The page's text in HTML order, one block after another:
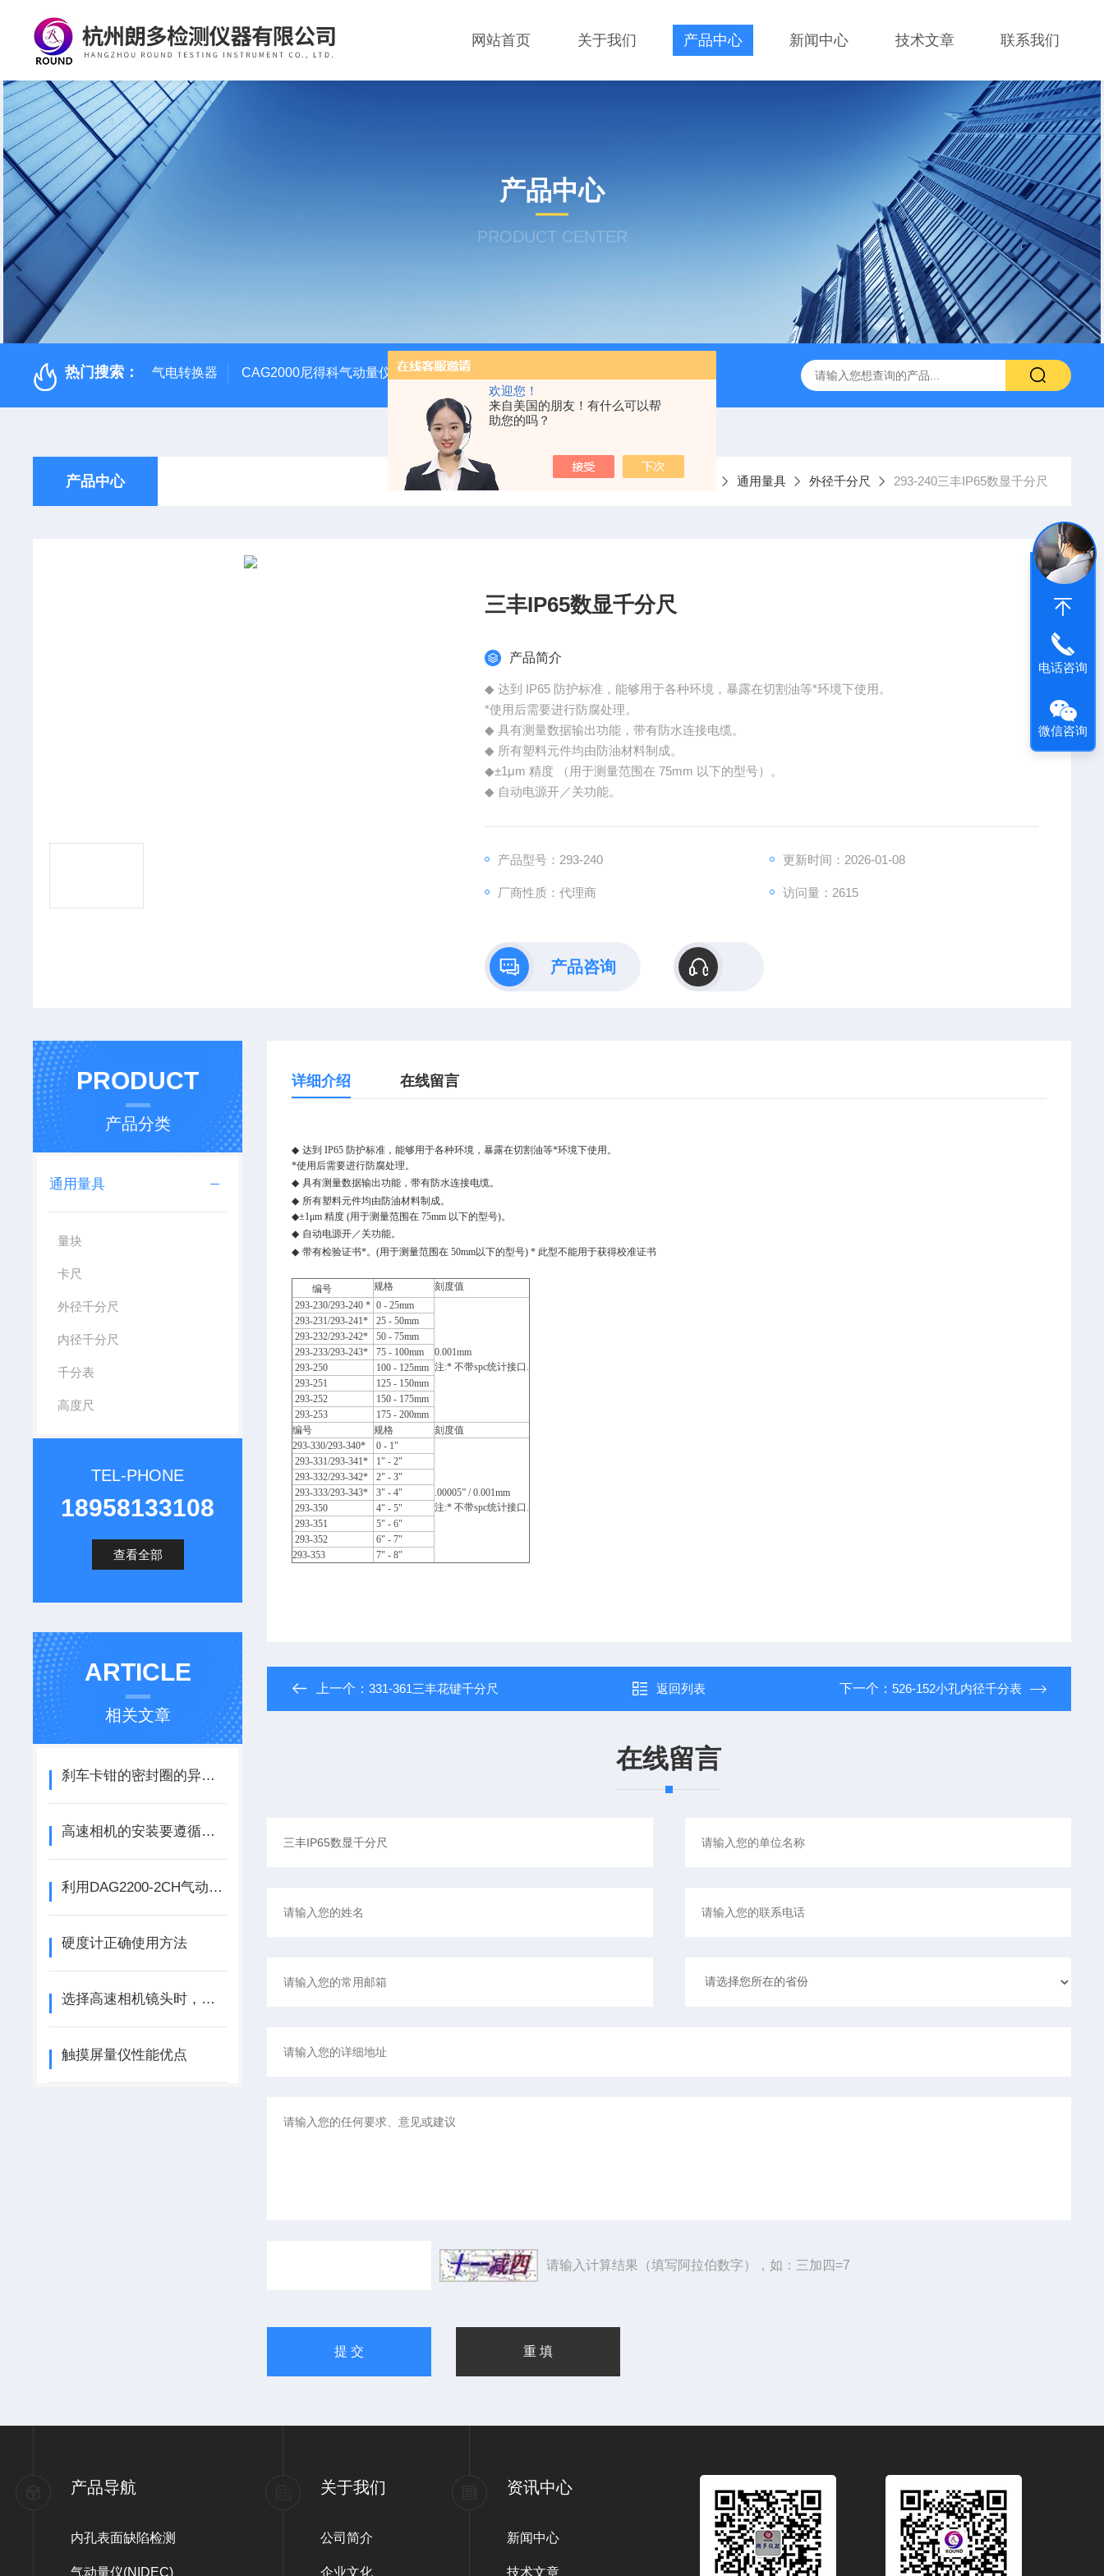
欢迎您！
来自美国的朋友！有什么可以帮
助您的吗？
网站首页 关于我们 产品中心 新闻中心 技术文章 联系我们
产品中心
PRODUCT CENTER
热门搜索： 气电转换器 CAG2000尼得科气动量仪 tosok外径测台 TOSOK气动量仪CAG2000 X-MET8000手持式X荧光光谱仪
产品中心 当前位置： 首页 产品中心 通用量具 外径千分尺 293-240三丰IP65数显千分尺
三丰IP65数显千分尺
产品简介
◆ 达到 IP65 防护标准，能够用于各种环境，暴露在切割油等*环境下使用。
*使用后需要进行防腐处理。
◆ 具有测量数据输出功能，带有防水连接电缆。
◆ 所有塑料元件均由防油材料制成。
◆±1μm 精度 （用于测量范围在 75mm 以下的型号）。
◆ 自动电源开／关功能。
产品型号：293-240 更新时间：2026-01-08
厂商性质：代理商 访问量：2615
产品咨询
PRODUCT
产品分类
通用量具
量块
卡尺
外径千分尺
内径千分尺
千分表
高度尺
TEL-PHONE
18958133108
查看全部
ARTICLE
相关文章
刹车卡钳的密封圈的异物检测
高速相机的安装要遵循什么原则？
利用DAG2200-2CH气动量仪来实现孔与轴的配合间隙测量（图解）
硬度计正确使用方法
选择高速相机镜头时，要注意些什么？
触摸屏量仪性能优点
详细介绍 在线留言
◆ 达到 IP65 防护标准，能够用于各种环境，暴露在切割油等*环境下使用。
*使用后需要进行防腐处理。
◆ 具有测量数据输出功能，带有防水连接电缆。
◆ 所有塑料元件均由防油材料制成。
◆±1μm精度 (用于测量范围在 75mm 以下的型号)。
◆ 自动电源开／关功能。
◆ 带有检验证书*。(用于测量范围在 50mm以下的型号) * 此型不能用于获得校准证书
编号 规格
刻度值
293-230/293-240 * 0 - 25mm
0.001mm
注:*不带spc统计接口 .
293-231/293-241*
25 - 50mm
293-232/293-242*
50 - 75mm
293-233/293-243*
75 - 100mm
293-250
100 - 125mm
293-251
125 - 150mm
293-252
150 - 175mm
293-253
175 - 200mm
编号
规格
刻度值
293-330/293-340*
0 - 1"
.00005” / 0.001mm
注:*不带spc统计接口 .
293-331/293-341*
1" - 2"
293-332/293-342*
2" - 3"
293-333/293-343*
3" - 4"
293-350
4" - 5"
293-351
5" - 6"
293-352
6" - 7"
293-353
7" - 8"
上一个：331-361三丰花键千分尺 返回列表 下一个： 526-152小孔内径千分表
在线留言
请输入计算结果（填写阿拉伯数字），如：三加四=7
产品导航
内孔表面缺陷检测
气动量仪(NIDEC)
关于我们
公司简介
企业文化
资讯中心
新闻中心
技术文章
电话咨询
微信咨询